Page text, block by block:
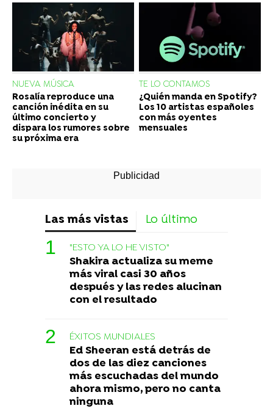
NUEVA MÚSICA
Rosalía reproduce una
canción inédita en su
último concierto y
dispara los rumores sobre
su próxima era
TE LO CONTAMOS
¿Quién manda en Spotify?
Los 10 artistas españoles
con más oyentes
mensuales
Las más vistas Lo último
"ESTO YA LO HE VISTO"
Shakira actualiza su meme
más viral casi 30 años
después y las redes alucinan
con el resultado
ÉXITOS MUNDIALES
Ed Sheeran está detrás de
dos de las diez canciones
más escuchadas del mundo
ahora mismo, pero no canta
ninguna